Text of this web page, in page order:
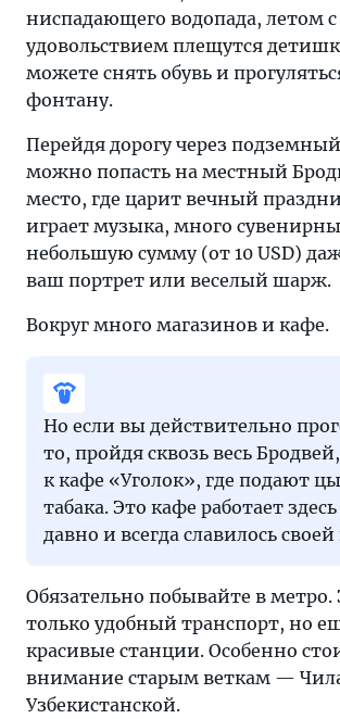
ниспадающего водопада, летом с
удовольствием плещутся
можете снять обувь и
фонтану.
Перейдя дорогу через
можно попасть на местный
место, где царит вечный
играет музыка, много
небольшую сумму (от 10 USD)
ваш портрет или веселый шарж.
Вокруг много магазинов и кафе.
Но если вы действительно
то, пройдя сквозь весь
к кафе «Уголок», где подают
табака. Это кафе работает
давно и всегда славилось
Обязательно побывайте в метро.
только удобный транспорт, но
красивые станции. Особенно
внимание старым веткам —
Узбекистанской.